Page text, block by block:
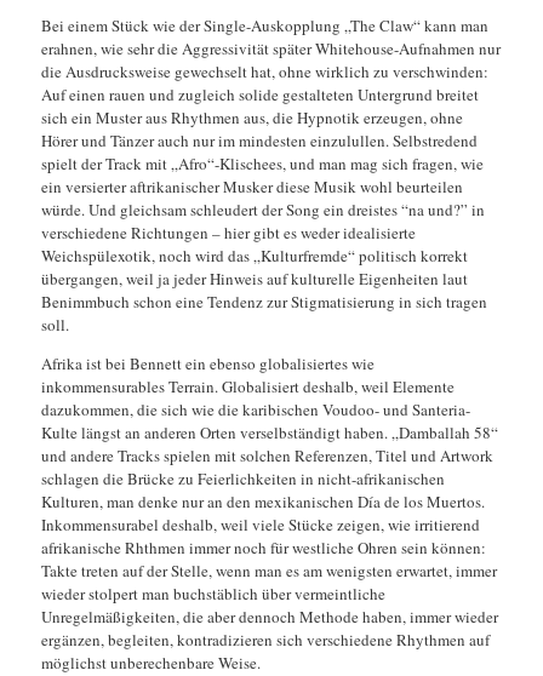
Bei einem Stück wie der Single-Auskopplung „The Claw“ kann man
erahnen, wie sehr die Aggressivität später Whitehouse-Aufnahmen nur
die Ausdrucksweise gewechselt hat, ohne wirklich zu verschwinden:
Auf einen rauen und zugleich solide gestalteten Untergrund breitet
sich ein Muster aus Rhythmen aus, die Hypnotik erzeugen, ohne
Hörer und Tänzer auch nur im mindesten einzulullen. Selbstredend
spielt der Track mit „Afro“-Klischees, und man mag sich fragen, wie
ein versierter aftrikanischer Musker diese Musik wohl beurteilen
würde. Und gleichsam schleudert der Song ein dreistes “na und?” in
verschiedene Richtungen – hier gibt es weder idealisierte
Weichspülexotik, noch wird das „Kulturfremde“ politisch korrekt
übergangen, weil ja jeder Hinweis auf kulturelle Eigenheiten laut
Benimmbuch schon eine Tendenz zur Stigmatisierung in sich tragen
soll.
Afrika ist bei Bennett ein ebenso globalisiertes wie
inkommensurables Terrain. Globalisiert deshalb, weil Elemente
dazukommen, die sich wie die karibischen Voudoo- und Santeria-
Kulte längst an anderen Orten verselbständigt haben. „Damballah 58“
und andere Tracks spielen mit solchen Referenzen, Titel und Artwork
schlagen die Brücke zu Feierlichkeiten in nicht-afrikanischen
Kulturen, man denke nur an den mexikanischen Día de los Muertos.
Inkommensurabel deshalb, weil viele Stücke zeigen, wie irritierend
afrikanische Rhthmen immer noch für westliche Ohren sein können:
Takte treten auf der Stelle, wenn man es am wenigsten erwartet, immer
wieder stolpert man buchstäblich über vermeintliche
Unregelmäßigkeiten, die aber dennoch Methode haben, immer wieder
ergänzen, begleiten, kontradizieren sich verschiedene Rhythmen auf
möglichst unberechenbare Weise.